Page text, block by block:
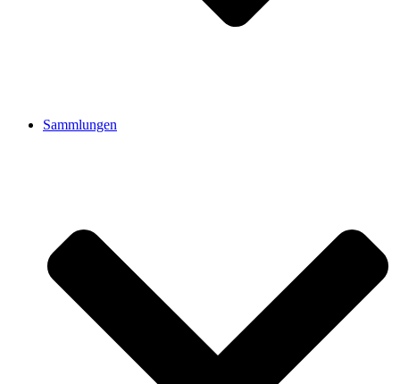
Sammlungen